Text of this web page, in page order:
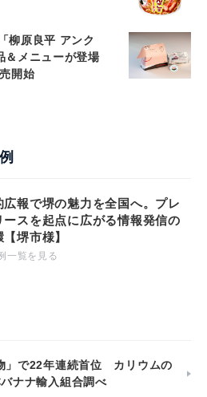
柳原良平 アンク
＆メニューが登場
開始
広報で堺の魅力を全国へ。プレ
ースを起点に広がる情報発信の
堺市様】
一覧を見る
」で22年連続首位 カリウムの
ナナ輸入組合調べ